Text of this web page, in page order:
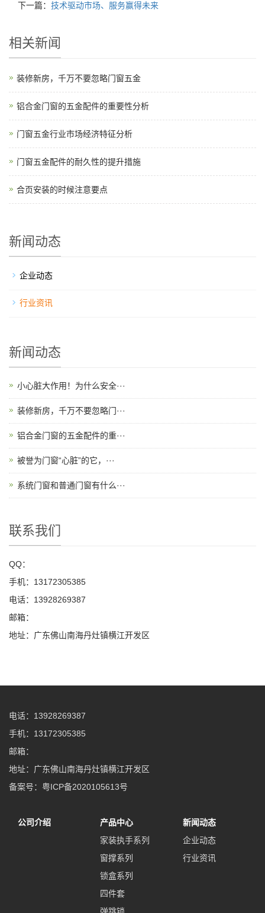
下一篇： 技术驱动市场、服务赢得未来
相关新闻
装修新房，千万不要忽略门窗五金
铝合金门窗的五金配件的重要性分析
门窗五金行业市场经济特征分析
门窗五金配件的耐久性的提升措施
合页安装的时候注意要点
新闻动态
企业动态
行业资讯
新闻动态
小心脏大作用！为什么安全···
装修新房，千万不要忽略门···
铝合金门窗的五金配件的重···
被誉为门窗“心脏”的它，···
系统门窗和普通门窗有什么···
联系我们
QQ：
手机：13172305385
电话：13928269387
邮箱：
地址：广东佛山南海丹灶镇横江开发区
电话：13928269387
手机：13172305385
邮箱：
地址：广东佛山南海丹灶镇横江开发区
备案号： 粤ICP备2020105613号
公司介绍
产品中心
家装执手系列
窗撑系列
锁盒系列
四件套
新闻动态
企业动态
行业资讯